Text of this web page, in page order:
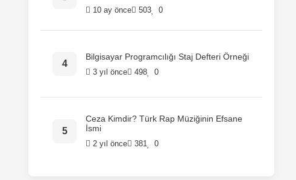
10 ay önce 503 0
Bilgisayar Programcılığı Staj Defteri Örneği
3 yıl önce 498 0
Ceza Kimdir? Türk Rap Müziğinin Efsane
İsmi
2 yıl önce 381 0